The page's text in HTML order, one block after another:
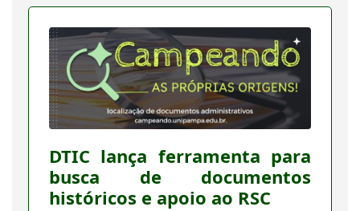
DTIC lança ferramenta para
busca de documentos
históricos e apoio ao RSC